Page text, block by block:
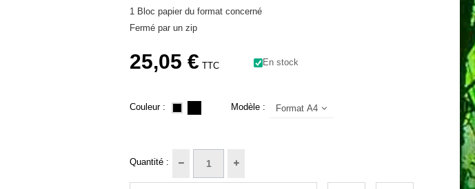
1 Bloc papier du format concerné
Fermé par un zip
25,05 € TTC En stock
Couleur : Modèle : Format A4
Quantité :